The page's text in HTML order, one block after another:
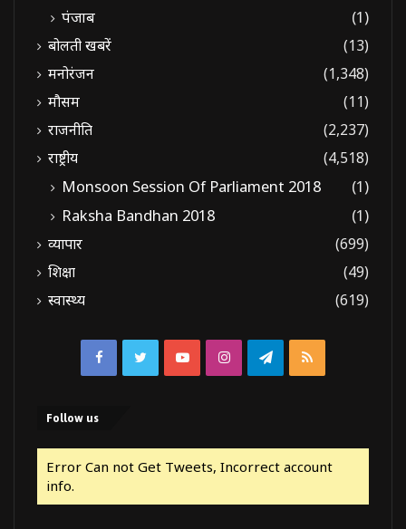
पंजाब
(1)
बोलती खबरें
(13)
मनोरंजन
(1,348)
मौसम
(11)
राजनीति
(2,237)
राष्ट्रीय
(4,518)
Monsoon Session Of Parliament 2018
(1)
Raksha Bandhan 2018
(1)
व्यापार
(699)
शिक्षा
(49)
स्वास्थ्य
(619)
FacebookTwitterYouTubeInstagramTelegram
RSS
Follow us
Error Can not Get Tweets, Incorrect account
info.